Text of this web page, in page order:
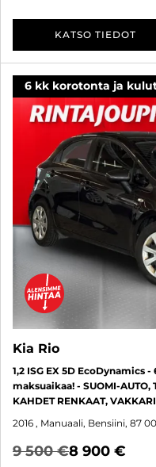
KATSO TIEDOT
6 kk korotonta ja
Kia Rio
1,2 ISG EX 5D
maksuaikaa! - SUOMI-AUTO,
KAHDET RENKAAT,
2016 , Manuaali, Bensiini, 87
9 500 €8 900 €